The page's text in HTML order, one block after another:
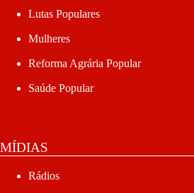
Lutas Populares
Mulheres
Reforma Agrária Popular
Saúde Popular
MÍDIAS
Rádios